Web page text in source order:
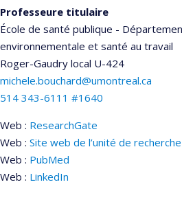
Professeure titulaire
École de santé publique -
environnementale et santé au travail
Roger-Gaudry local U-424
michele.bouchard@umontreal.ca
514 343-6111 #1640
Web : ResearchGate
Web : Site web de l’unité de recherche
Web : PubMed
Web : LinkedIn